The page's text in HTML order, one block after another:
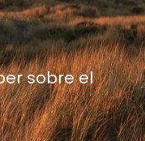
sobre el